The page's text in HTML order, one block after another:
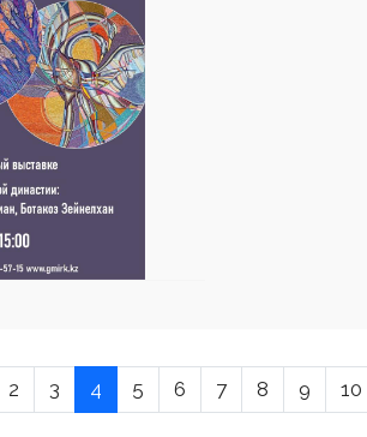
2 3 4 5 6 7 8 9 10